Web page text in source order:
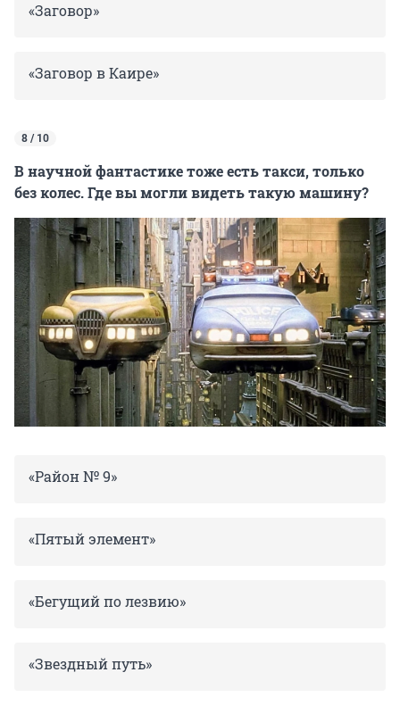
«Заговор»
«Заговор в Каире»
8 / 10
В научной фантастике тоже есть такси, только
без колес. Где вы могли видеть такую машину?
«Район № 9»
«Пятый элемент»
«Бегущий по лезвию»
«Звездный путь»